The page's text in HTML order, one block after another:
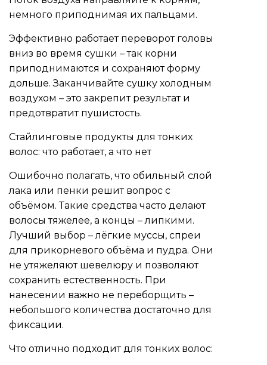
немного приподнимая их пальцами.
Эффективно работает переворот головы
вниз во время сушки – так корни
приподнимаются и сохраняют форму
дольше. Заканчивайте сушку холодным
воздухом – это закрепит результат и
предотвратит пушистость.
Стайлинговые продукты для тонких
волос: что работает, а что нет
Ошибочно полагать, что обильный слой
лака или пенки решит вопрос с
объёмом. Такие средства часто делают
волосы тяжелее, а концы – липкими.
Лучший выбор – лёгкие муссы, спреи
для прикорневого объёма и пудра. Они
не утяжеляют шевелюру и позволяют
сохранить естественность. При
нанесении важно не переборщить –
небольшого количества достаточно для
фиксации.
Что отлично подходит для тонких волос: